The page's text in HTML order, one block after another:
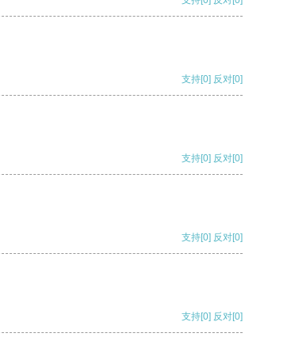
支持[0] 反对[0]
支持[0] 反对[0]
支持[0] 反对[0]
支持[0] 反对[0]